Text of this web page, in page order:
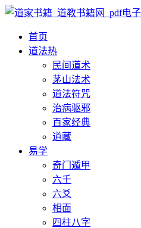
首页
道法热
民间道术
茅山法术
道法符咒
治病驱邪
百家经典
道藏
易学
奇门遁甲
六壬
六爻
相面
四柱八字